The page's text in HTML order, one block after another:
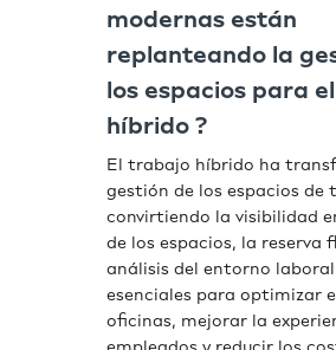
modernas están
replanteando la
los espacios para
híbrido ?
El trabajo híbrido ha
gestión de los espacios de
convirtiendo la visibilidad
de los espacios, la reserva
análisis del entorno
esenciales para optimizar
oficinas, mejorar la